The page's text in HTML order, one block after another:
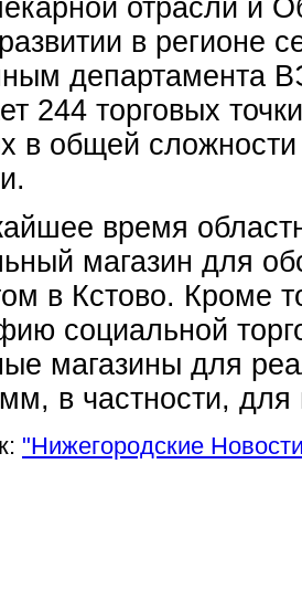
отрасли и
в регионе
департамента
244 торговых
в общей
время
магазин для
в Кстово. Кроме
социальной
магазины для
в частности,
"Нижегородские